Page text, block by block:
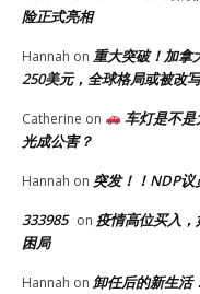
险正式亮相
Hannah on 重大突破！加拿
250美元，全球格局或被改写
Catherine on
车灯是不
光成公害？
Hannah on 突发！！NDP议
333985 on 疫情高位买入
困局
Hannah on 卸任后的新生活